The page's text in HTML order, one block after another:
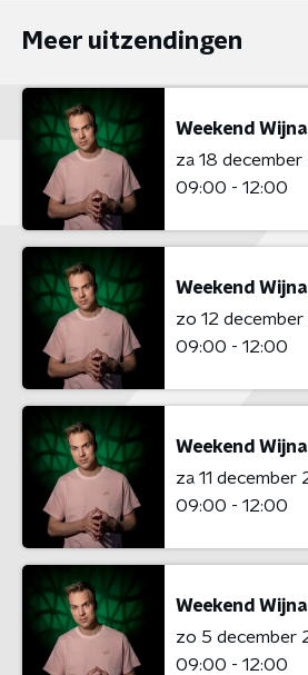
Meer uitzendingen
Weekend
za 18 december
09:00 - 12:00
Weekend
zo 12 december
09:00 - 12:00
Weekend
za 11 december
09:00 - 12:00
Weekend
zo 5 december
09:00 - 12:00